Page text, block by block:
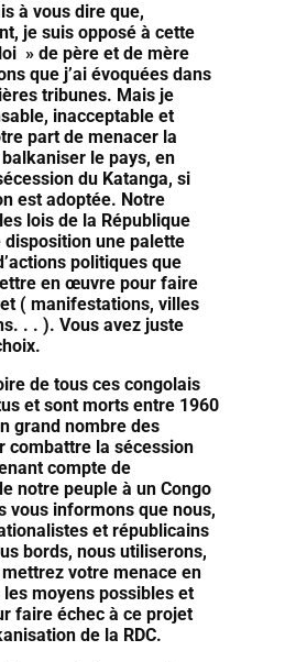
à vous dire que,
je suis opposé à cette
» de père et de mère
que j’ai évoquées dans
tribunes. Mais je
inacceptable et
part de menacer la
le pays, en
du Katanga, si
est adoptée. Notre
lois de la République
une palette
politiques que
en œuvre pour faire
( manifestations, villes
. . ). Vous avez juste
de tous ces congolais
et sont morts entre 1960
grand nombre des
combattre la sécession
compte de
notre peuple à un Congo
vous informons que nous,
et républicains
bords, nous utiliserons,
votre menace en
moyens possibles et
faire échec à ce projet
de la RDC.